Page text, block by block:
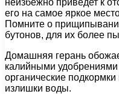
его на самое яркое
Помните о
бутонов, для их более
Домашняя герань
калийными
органические
излишки воды.